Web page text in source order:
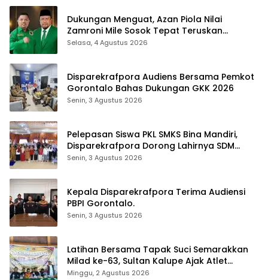
Dukungan Menguat, Azan Piola Nilai
Zamroni Mile Sosok Tepat Teruskan
Pembangunan Bone Bolango
Selasa, 4 Agustus 2026
Disparekrafpora Audiens Bersama Pemkot
Gorontalo Bahas Dukungan GKK 2026
Senin, 3 Agustus 2026
Pelepasan Siswa PKL SMKS Bina Mandiri,
Disparekrafpora Dorong Lahirnya SDM
Pariwisata Unggul
Senin, 3 Agustus 2026
Kepala Disparekrafpora Terima Audiensi
PBPI Gorontalo.
Senin, 3 Agustus 2026
Latihan Bersama Tapak Suci Semarakkan
Milad ke-63, Sultan Kalupe Ajak Atlet
Lestarikan Budaya Bela Diri
Minggu, 2 Agustus 2026